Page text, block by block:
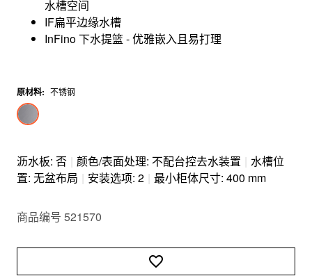
水槽空间
IF扁平边缘水槽
InFino 下水提篮 - 优雅嵌入且易打理
原材料: 不锈钢
沥水板: 否 | 颜色/表面处理: 不配台控去水装置 | 水槽位
置: 无盆布局 | 安装选项: 2 | 最小柜体尺寸: 400 mm
商品编号 521570